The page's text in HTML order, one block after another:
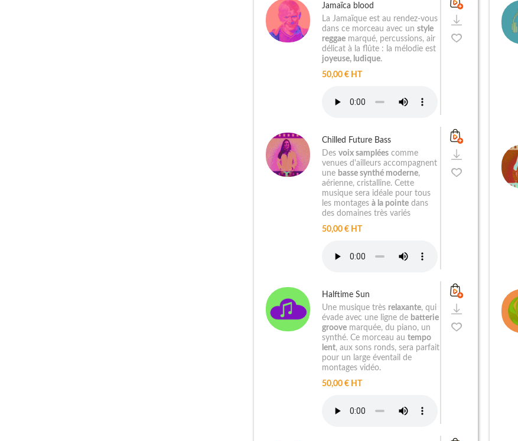
Jamaïca blood
La Jamaïque est au rendez-vous
dans ce morceau avec unstyle
reggae marqué, percussions, air
délicat à la flûte : la mélodie est
joyeuse, ludique.
50,00 € HT
Chilled Future Bass
Desvoix samplées comme
venues d'ailleurs accompagnent
une basse synthé moderne,
aérienne, cristalline. Cette
musique sera idéale pour tous
les montagesà la pointe dans
des domaines très variés
50,00 € HT
Halftime Sun
Une musique très relaxante, qui
évade avec une ligne de batterie
groove marquée, du piano, un
synthé. Ce morceau autempo
lent, aux sons ronds, sera parfait
pour un large éventail de
montages vidéo.
50,00 € HT